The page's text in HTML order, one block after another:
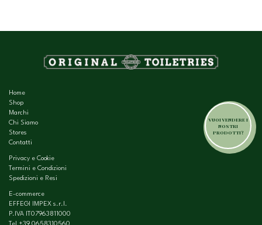
VUOI VENDERE I
NOSTRI
PRODOTTI?
Home
Shop
Marchi
Chi Siamo
Stores
Contatti
Privacy e Cookie
Termini e Condizioni
Spedizioni e Resi
E-commerce
EFFEGI IMPEX s.r.l.
P.IVA IT07963811000